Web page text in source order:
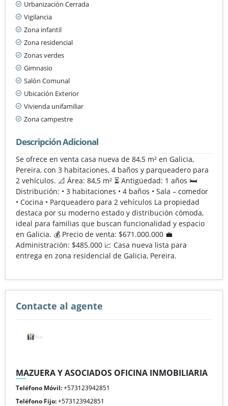
Urbanización Cerrada
Vigilancia
Zona infantil
Zona residencial
Zonas verdes
Gimnasio
Salón Comunal
Ubicación Exterior
Vivienda unifamiliar
Zona campestre
Descripción Adicional
Se ofrece en venta casa nueva de 84,5 m² en Galicia,
Pereira, con 3 habitaciones, 4 baños y parqueadero para
2 vehículos. 📐 Área: 84,5 m² ⏳ Antigüedad: 1 años 🛏️
Distribución: • 3 habitaciones • 4 baños • Sala – comedor
• Cocina • Parqueadero para 2 vehículos La propiedad
destaca por su moderno estado y distribución cómoda,
ideal para familias que buscan funcionalidad y espacio
en Galicia. 💰 Precio de venta: $671.000.000 💼
Administración: $485.000 📈 Casa nueva lista para
entrega en zona residencial de Galicia, Pereira.
Contacte al agente
MAZUERA Y ASOCIADOS OFICINA INMOBILIARIA
Teléfono Móvil:+573123942851
Teléfono Fijo:+573123942851